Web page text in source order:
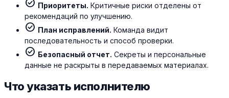
Приоритеты. Критичные риски отделены от
рекомендаций по улучшению.
check_circle План исправлений. Команда видит
последовательность и способ проверки.
check_circle Безопасный отчет. Секреты и персональные
данные не раскрыты в передаваемых материалах.
Что указать исполнителю